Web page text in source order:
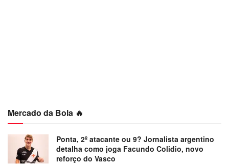
Mercado da Bola 🔥
Ponta, 2º atacante ou 9? Jornalista argentino
detalha como joga Facundo Colidio, novo
reforço do Vasco